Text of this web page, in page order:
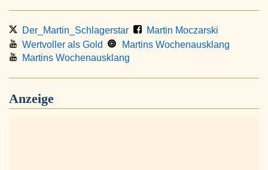
Der_Martin_Schlagerstar
Martin Moczarski
Wertvoller als Gold
Martins Wochenausklang
Martins Wochenausklang
Anzeige